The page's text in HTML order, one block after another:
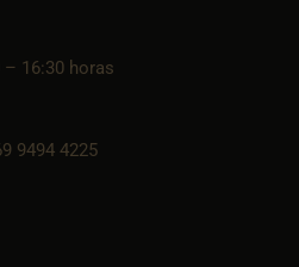
– 16:30 horas
9494 4225